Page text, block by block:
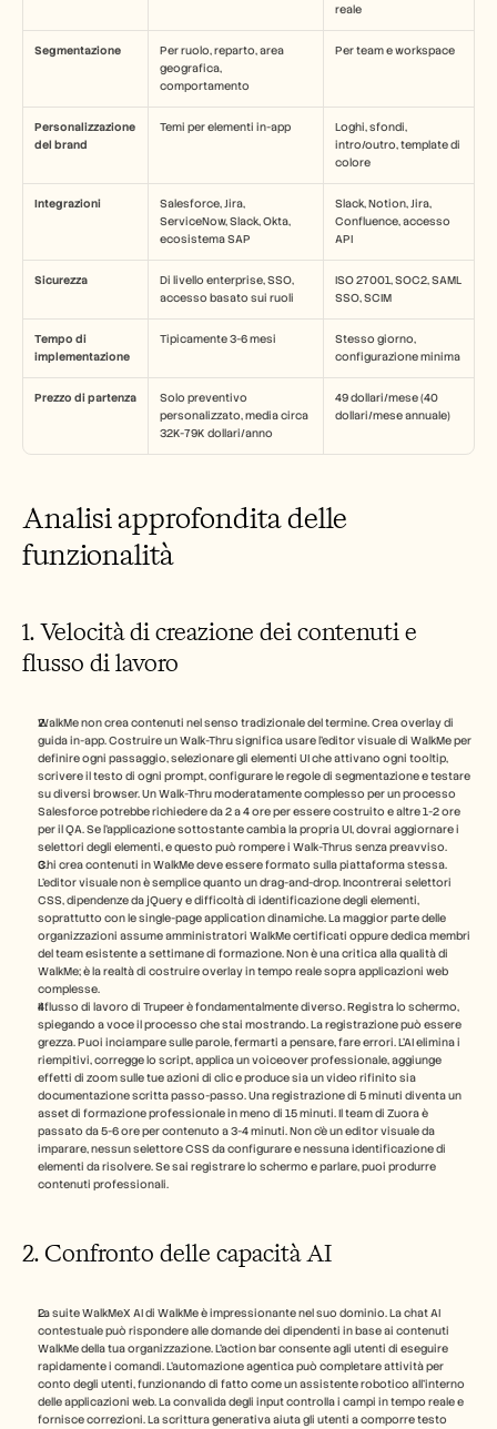
reale
Segmentazione
Per ruolo, reparto, area
geografica,
comportamento
Per team e workspace
Personalizzazione
del brand
Temi per elementi in-app
Loghi, sfondi,
intro/outro, template di
colore
Integrazioni
Salesforce, Jira,
ServiceNow, Slack, Okta,
ecosistema SAP
Slack, Notion, Jira,
Confluence, accesso
API
Sicurezza
Di livello enterprise, SSO,
accesso basato sui ruoli
ISO 27001, SOC2, SAML
SSO, SCIM
Tempo di
implementazione
Tipicamente 3-6 mesi
Stesso giorno,
configurazione minima
Prezzo di partenza
Solo preventivo
personalizzato, media circa
32K-79K dollari/anno
49 dollari/mese (40
dollari/mese annuale)
Analisi approfondita delle
funzionalità
1. Velocità di creazione dei contenuti e
flusso di lavoro
WalkMe non crea contenuti nel senso tradizionale del termine. Crea overlay di
guida in-app. Costruire un Walk-Thru significa usare l'editor visuale di WalkMe per
definire ogni passaggio, selezionare gli elementi UI che attivano ogni tooltip,
scrivere il testo di ogni prompt, configurare le regole di segmentazione e testare
su diversi browser. Un Walk-Thru moderatamente complesso per un processo
Salesforce potrebbe richiedere da 2 a 4 ore per essere costruito e altre 1-2 ore
per il QA. Se l'applicazione sottostante cambia la propria UI, dovrai aggiornare i
selettori degli elementi, e questo può rompere i Walk-Thrus senza preavviso.
Chi crea contenuti in WalkMe deve essere formato sulla piattaforma stessa.
L'editor visuale non è semplice quanto un drag-and-drop. Incontrerai selettori
CSS, dipendenze da jQuery e difficoltà di identificazione degli elementi,
soprattutto con le single-page application dinamiche. La maggior parte delle
organizzazioni assume amministratori WalkMe certificati oppure dedica membri
del team esistente a settimane di formazione. Non è una critica alla qualità di
WalkMe; è la realtà di costruire overlay in tempo reale sopra applicazioni web
complesse.
Il flusso di lavoro di Trupeer è fondamentalmente diverso. Registra lo schermo,
spiegando a voce il processo che stai mostrando. La registrazione può essere
grezza. Puoi inciampare sulle parole, fermarti a pensare, fare errori. L'AI elimina i
riempitivi, corregge lo script, applica un voiceover professionale, aggiunge
effetti di zoom sulle tue azioni di clic e produce sia un video rifinito sia
documentazione scritta passo-passo. Una registrazione di 5 minuti diventa un
asset di formazione professionale in meno di 15 minuti. Il team di Zuora è
passato da 5-6 ore per contenuto a 3-4 minuti. Non c'è un editor visuale da
imparare, nessun selettore CSS da configurare e nessuna identificazione di
elementi da risolvere. Se sai registrare lo schermo e parlare, puoi produrre
contenuti professionali.
2. Confronto delle capacità AI
La suite WalkMeX AI di WalkMe è impressionante nel suo dominio. La chat AI
contestuale può rispondere alle domande dei dipendenti in base ai contenuti
WalkMe della tua organizzazione. L'action bar consente agli utenti di eseguire
rapidamente i comandi. L'automazione agentica può completare attività per
conto degli utenti, funzionando di fatto come un assistente robotico all'interno
delle applicazioni web. La convalida degli input controlla i campi in tempo reale e
fornisce correzioni. La scrittura generativa aiuta gli utenti a comporre testo